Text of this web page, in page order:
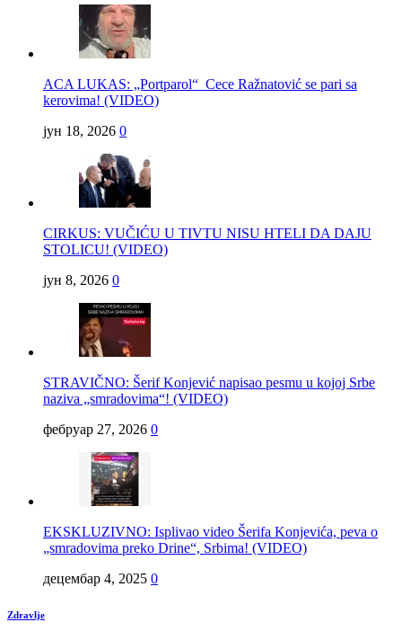
ACA LUKAS: „Portparol“ Cece Ražnatović se pari sa
kerovima! (VIDEO)
јун 18, 2026 0
CIRKUS: VUČIĆU U TIVTU NISU HTELI DA DAJU
STOLICU! (VIDEO)
јун 8, 2026 0
STRAVIČNO: Šerif Konjević napisao pesmu u kojoj Srbe
naziva „smradovima“! (VIDEO)
фебруар 27, 2026 0
EKSKLUZIVNO: Isplivao video Šerifa Konjevića, peva o
„smradovima preko Drine“, Srbima! (VIDEO)
децембар 4, 2025 0
Zdravlje